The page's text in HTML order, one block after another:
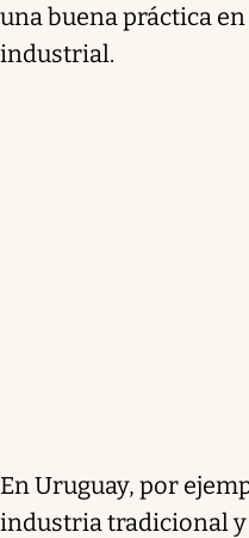
una buena práctica
industrial.
En Uruguay, por
industria tradicional